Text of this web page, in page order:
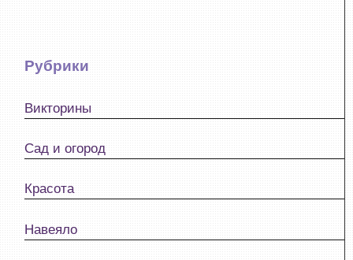
Рубрики
Викторины
Сад и огород
Красота
Навеяло